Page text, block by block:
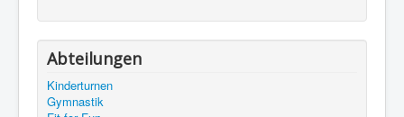
Abteilungen
Kinderturnen
Gymnastik